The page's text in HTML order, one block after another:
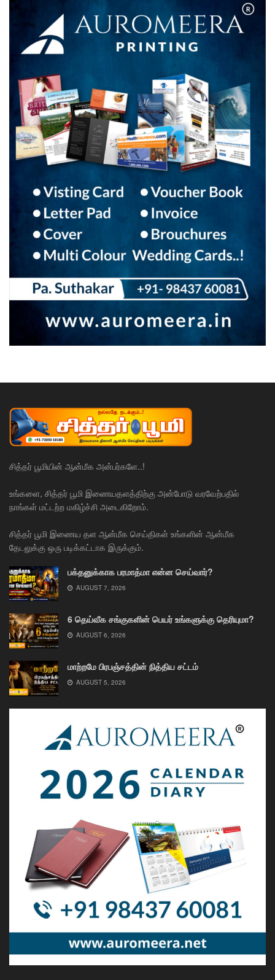
சித்தர் பூமியின் ஆன்மீக அன்பர்களே..!
உங்களை, சித்தர் பூமி இணையதளத்திற்கு அன்போடு வரவேற்பதில்
நாங்கள் மட்டற்ற மகிழ்ச்சி அடைகிறோம்.
சித்தர் பூமி இணைய தள ஆன்மீக செய்திகள் உங்களின் ஆன்மீக
தேடலுக்கு ஒரு படிக்கட்டாக இருக்கும்.
பக்தனுக்காக பரமாத்மா என்ன செய்வார்?
AUGUST 7, 2026
6 தெய்வீக சங்குகளின் பெயர் உங்களுக்கு தெரியுமா?
AUGUST 6, 2026
மாற்றமே பிரபஞ்சத்தின் நித்திய சட்டம்
AUGUST 5, 2026